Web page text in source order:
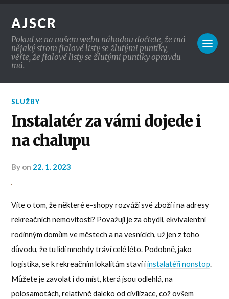
AJSCR
Pokud se na našem webu náhodou dočtete, že má
nějaký strom fialové listy se žlutými puntíky,
věřte, že fialové listy se žlutými puntíky opravdu
má.
SLUŽBY
Instalatér za vámi dojede i
na chalupu
by on 22. 1. 2023
Víte o tom, že některé e-shopy rozváží své zboží i na adresy
rekreačních nemovitostí? Považují je za obydlí, ekvivalentní
rodinným domům ve městech a na vesnicích, už jen z toho
důvodu, že tu lidí mnohdy tráví celé léto. Podobně, jako
logistika, se k rekreačním lokalitám staví iinstalatéři nonstop.
Můžete je zavolat i do míst, která jsou odlehlá, na
polosamotách, relativně daleko od civilizace, což ovšem